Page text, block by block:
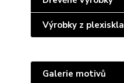
Výrobky z plexiskla
Galerie motivů